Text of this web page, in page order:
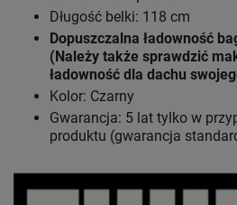
Długość belki: 118 cm
Dopuszczalna ładowność
(Należy także sprawdzić
ładowność dla dachu
Kolor: Czarny
Gwarancja: 5 lat tylko w
produktu (gwarancja